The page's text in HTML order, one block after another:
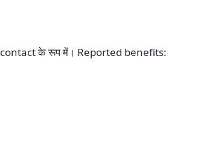
के रूप में। Reported benefits: